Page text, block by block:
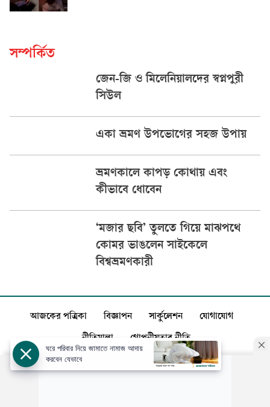
সম্পর্কিত
জেন-জি ও মিলেনিয়ালদের স্বপ্নপুরী
সিউল
একা ভ্রমণ উপভোগের সহজ উপায়
ভ্রমণকালে কাপড় কোথায় এবং
কীভাবে ধোবেন
‘মজার ছবি’ তুলতে গিয়ে মাঝপথে
কোমর ভাঙলেন সাইকেলে
বিশ্বভ্রমণকারী
আজকের পত্রিকা বিজ্ঞাপন সার্কুলেশন যোগাযোগ
নীতিমালা গোপনীয়তার নীতি
ঘরে পরিবার নিয়ে জামাতে নামাজ আদায়
করবেন যেভাবে